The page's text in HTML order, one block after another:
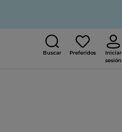
Buscar Preferidos
Iniciar
sesión